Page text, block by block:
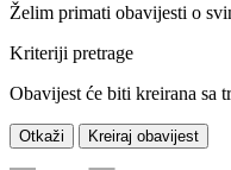
Želim primati obavijesti o
Kriteriji pretrage
Obavijest će biti kreirana sa
Otkaži Kreiraj obavijest